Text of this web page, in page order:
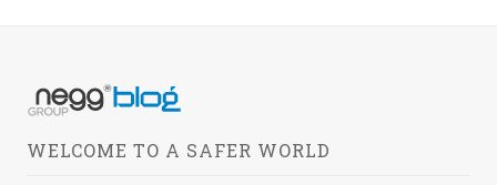
WELCOME TO A SAFER WORLD